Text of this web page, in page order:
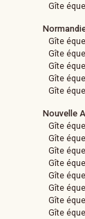
Gîte
Gîte
Gîte
Gîte
Gîte
Gîte
Nouvelle
Gîte
Gîte
Gîte
Gîte
Gîte
Gîte
Gîte
Gîte